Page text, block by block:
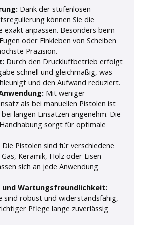
Dank der stufenlosen
können Sie die
exakt anpassen. Besonders beim
oder Einkleben von Scheiben
Präzision.
Durch den Druckluftbetrieb erfolgt
schnell und gleichmäßig, was
und den Aufwand reduziert.
Mit weniger
als bei manuellen Pistolen ist
langen Einsätzen angenehm. Die
sorgt für optimale
Die Pistolen sind für verschiedene
Keramik, Holz oder Eisen
sich an jede Anwendung
Wartungsfreundlichkeit:
sind robust und widerstandsfähig,
Pflege lange zuverlässig